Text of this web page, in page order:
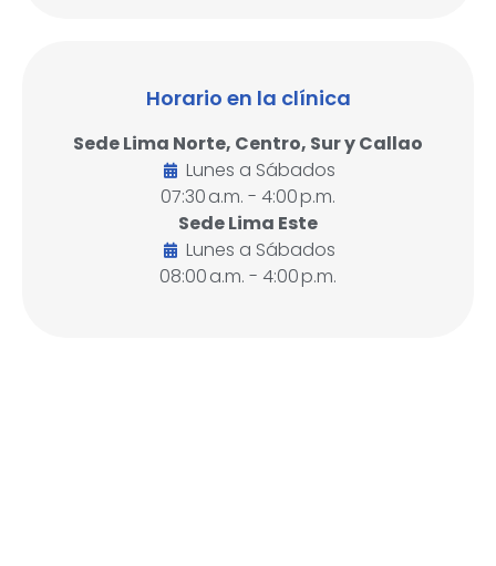
Horario en la clínica
Sede Lima Norte, Centro, Sur y Callao
Lunes a Sábados
07:30 a.m. - 4:00 p.m.
Sede Lima Este
Lunes a Sábados
08:00 a.m. - 4:00 p.m.